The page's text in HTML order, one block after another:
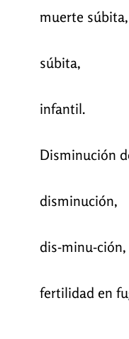
muerte súbita,
súbita,
infantil.
Disminución
disminución,
dis-minu-ción,
fertilidad en